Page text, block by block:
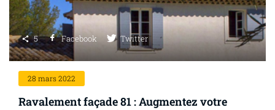
5 Facebook Twitter
28 mars 2022
Ravalement façade 81 : Augmentez votre